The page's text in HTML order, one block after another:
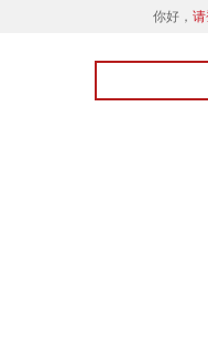
你好，